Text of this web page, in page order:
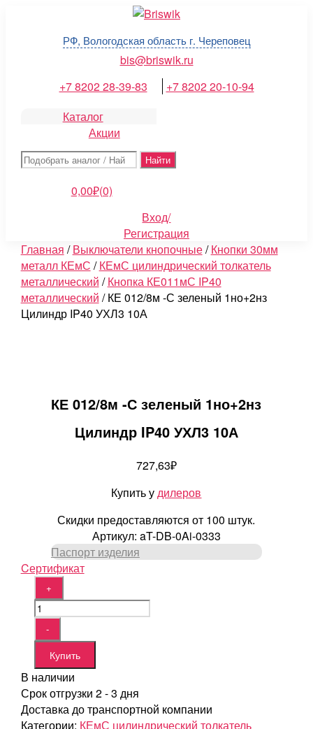
содержимому
Briswik
РФ, Вологодская область г. Череповец
bis@briswik.ru
+7 8202 28-39-83
+7 8202 20-10-94
Каталог
Акции
Поиск:
0,00₽(0)
Вход/
Регистрация
Главная /Выключатели кнопочные/Кнопки 30мм
металл КЕмС /КЕмС цилиндрический толкатель
металлический /Кнопка КЕ011мС IP40
металлический / КЕ 012/8м -С зеленый 1но+2нз
Цилиндр IP40 УХЛ3 10А
КЕ 012/8м -С зеленый 1но+2нз
Цилиндр IP40 УХЛ3 10А
727,63₽
Купить удилеров
Скидки предоставляются от 100 штук.
Артикул: aT-DB-0Ai-0333
Паспорт изделия
Cертификат
Quantity
Купить
В наличии
Срок отгрузки 2 - 3 дня
Доставка до транспортной компании
Категории: КЕмС цилиндрический толкатель